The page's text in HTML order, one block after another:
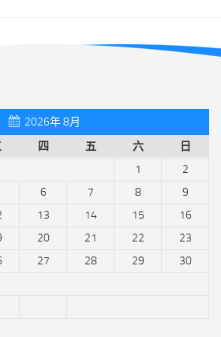
2026年 8月
四 五 六 日
1
2
6 7 8
9
13 14 15
16
20 21 22
23
27 28 29
30